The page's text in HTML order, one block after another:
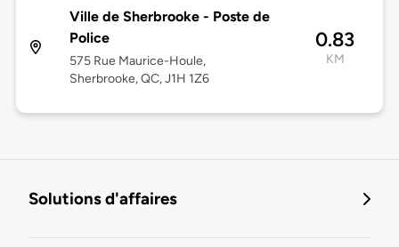
Ville de Sherbrooke - Poste de
Police
575 Rue Maurice-Houle,
Sherbrooke, QC, J1H 1Z6
0.83
KM
Solutions d'affaires